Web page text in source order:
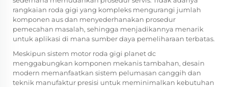
rangkaian roda gigi yang kompleks mengurangi jumlah
komponen aus dan menyederhanakan prosedur
pemecahan masalah, sehingga menjadikannya menarik
untuk aplikasi di mana sumber daya pemeliharaan terbatas.
Meskipun sistem motor roda gigi planet dc
menggabungkan komponen mekanis tambahan, desain
modern memanfaatkan sistem pelumasan canggih dan
teknik manufaktur presisi untuk meminimalkan kebutuhan